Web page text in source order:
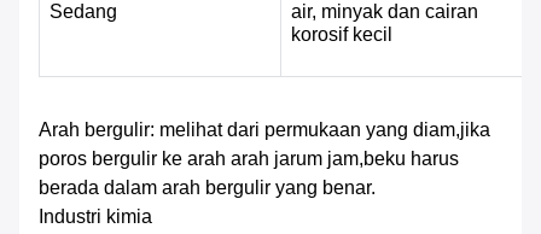
Sedang
air, minyak dan cairan
korosif kecil
Arah bergulir: melihat dari permukaan yang diam,jika
poros bergulir ke arah arah jarum jam,beku harus
berada dalam arah bergulir yang benar.
Industri kimia